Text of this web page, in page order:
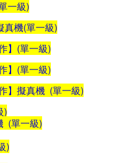
一級)
真機(單一級)
】 (單一級)
】(單一級)
】擬真機 (單一級)
)
(單一級)
)